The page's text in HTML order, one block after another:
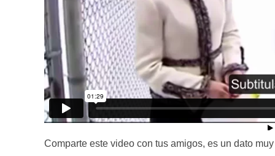
Comparte este video con tus amigos, es un dato